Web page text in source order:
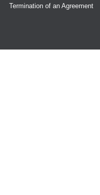
Termination of an Agreement